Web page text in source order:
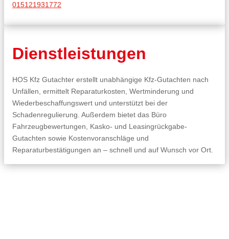
015121931772
Dienstleistungen
HOS Kfz Gutachter erstellt unabhängige Kfz-Gutachten nach
Unfällen, ermittelt Reparaturkosten, Wertminderung und
Wiederbeschaffungswert und unterstützt bei der
Schadenregulierung. Außerdem bietet das Büro
Fahrzeugbewertungen, Kasko- und Leasingrückgabe-
Gutachten sowie Kostenvoranschläge und
Reparaturbestätigungen an – schnell und auf Wunsch vor Ort.